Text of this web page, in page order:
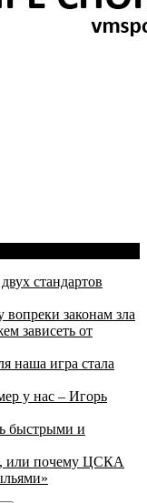
стандартов
вопреки законам зла
зависеть от
наша игра стала
у нас – Игорь
быстрыми и
или почему ЦСКА